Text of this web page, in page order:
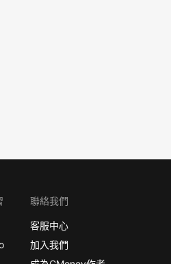
聯絡我們
客服中心
加入我們